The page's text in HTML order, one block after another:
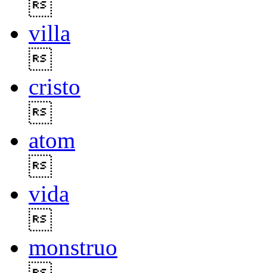
villa
cristo
atom
vida
monstruo